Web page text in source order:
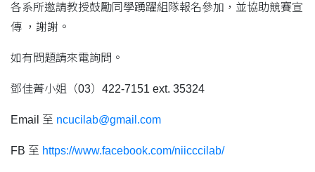
各系所邀請教授鼓勵同學踴躍組隊報名參加，並協助競賽宣
傳 ，謝謝。
如有問題請來電詢問。
鄧佳菁小姐（03）422-7151 ext. 35324
Email 至 ncucilab@gmail.com
FB 至 https://www.facebook.com/niicccilab/